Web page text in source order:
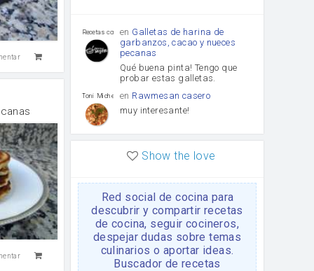
Recetas con sazon
en Galletas de harina de
garbanzos, cacao y nueces
pecanas
Qué buena pinta! Tengo que
probar estas galletas.
Toni Michel Caubet
en Rawmesan casero
muy interesante!
HOJALDROSA TV
enLasaña casera fácil y
rápida
https://youtu.be/J5e1ddxNWjk
HOJALDROSA TV
enGachas de la abuela
Rosa
https://youtu.be/Mz69gcVO3sI
enReceta Del Bizcocho
Show the love
Red social de cocina para
descubrir y compartir recetas
de cocina, seguir cocineros,
despejar dudas sobre temas
culinarios o aportar ideas.
Buscador de recetas